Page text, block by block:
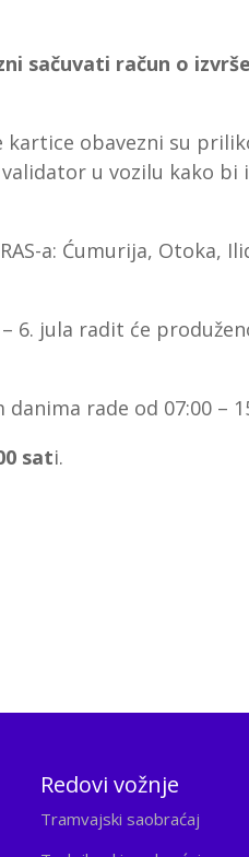
sačuvati račun o
obavezni su
u vozilu kako
a: Ćumurija, Otoka,
jula radit će
rade od 07:00 –
sati.
Redovi vožnje
Tramvajski saobraćaj